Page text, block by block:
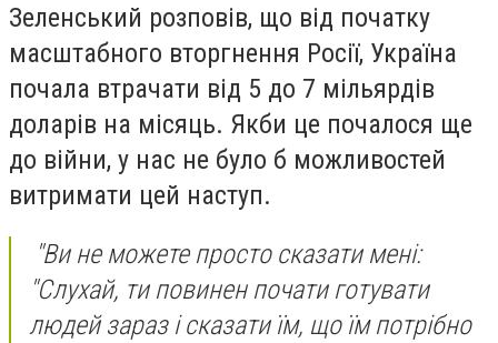
Зеленський розповів, що від початку
масштабного вторгнення Росії, Україна
почала втрачати від 5 до 7 мільярдів
доларів на місяць. Якби це почалося ще
до війни, у нас не було б можливостей
витримати цей наступ.
"Ви не можете просто сказати мені:
"Слухай, ти повинен почати готувати
людей зараз і сказати їм, що їм потрібно